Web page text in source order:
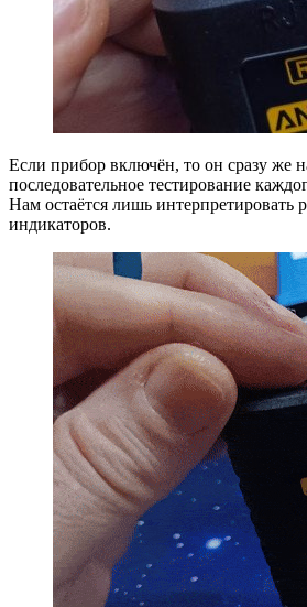
Если прибор включён, то он сразу же
последовательное тестирование
Нам остаётся лишь интерпретировать
индикаторов.